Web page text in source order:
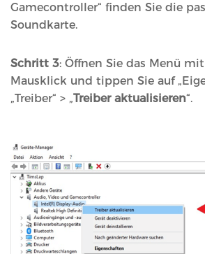
Gamecontroller“ finden Sie die
Soundkarte.
Schritt 3: Öffnen Sie das Menü
Mausklick und tippen Sie auf
„Treiber“ > „Treiber aktualisieren“.